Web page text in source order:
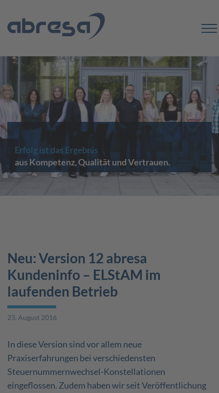
Erfolg ist das Ergebnis
aus Kompetenz, Qualität und Vertrauen.
Neu: Version 12 abresa
Kundeninfo – ELStAM im
laufenden Betrieb
23. August 2016
In diese Version sind vor allem neue
Praxiserfahrungen bei verschiedensten
Steuernummernwechsel-Konstellationen
eingeflossen. Zudem haben wir seit Veröffentlichung